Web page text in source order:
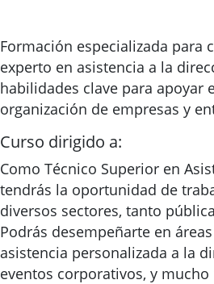
Formación especializada para
experto en asistencia a la
habilidades clave para apoyar
organización de empresas y
Curso dirigido a:
Como Técnico Superior en
tendrás la oportunidad de
diversos sectores, tanto
Podrás desempeñarte en
asistencia personalizada a la
eventos corporativos, y